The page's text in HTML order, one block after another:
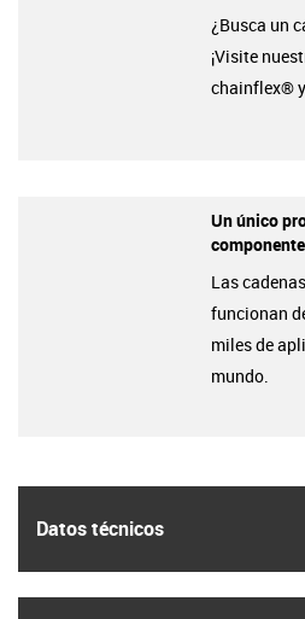
Datos técnicos
¿Busca un
¡Visite
chainflex®
Un único
Las
funcionan
miles de
mundo.